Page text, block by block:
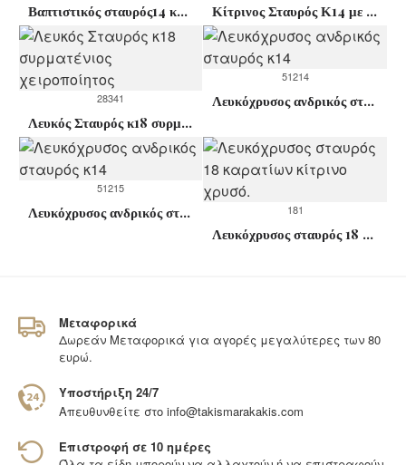
Βαπτιστικός σταυρός14 καρατίων για αγόρι Κίτρινος Σταυρός Κ14 με Ζιργκόν
28341
Λευκός Σταυρός κ18 συρματένιος χειροποίητος
51214
Λευκόχρυσος ανδρικός σταυρός κ14
51215
Λευκόχρυσος ανδρικός σταυρός κ14 181
Λευκόχρυσος σταυρός 18 καρατίων κίτρινο χρυσό.
Μεταφορικά
Δωρεάν Μεταφορικά για αγορές μεγαλύτερες των 80
ευρώ.
Υποστήριξη 24/7
Απευθυνθείτε στο info@takismarakakis.com
Επιστροφή σε 10 ημέρες